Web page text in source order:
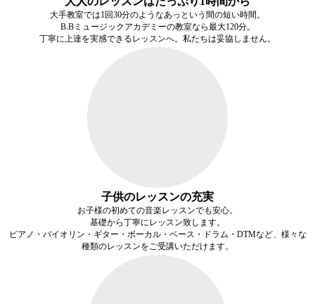
大手教室では1回30分のようなあっという間の短い時間。
B.Bミュージックアカデミーの教室なら最大120分。
丁寧に上達を実感できるレッスンへ。私たちは妥協しません。
子供のレッスンの充実
お子様の初めての音楽レッスンでも安心。
基礎から丁寧にレッスン致します。
ピアノ・バイオリン・ギター・ボーカル・ベース・ドラム・DTMなど、様々な
種類のレッスンをご受講いただけます。